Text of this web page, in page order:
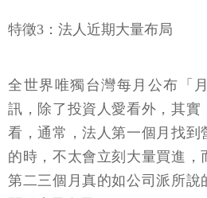
特徵3：法人近期大量布局
全世界唯獨台灣每月公布「
訊，除了投資人愛看外，其實
看，通常，法人第一個月找到
的時，不太會立刻大量買進，
第二三個月真的如公司派所說